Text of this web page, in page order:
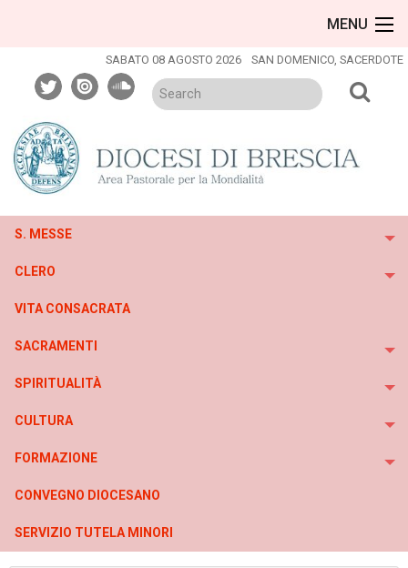
MENU
SABATO 08 AGOSTO 2026 SAN DOMENICO, SACERDOTE
twitterissuusoundcloud
S. MESSE
CLERO
VITA CONSACRATA
SACRAMENTI
SPIRITUALITÀ
CULTURA
FORMAZIONE
CONVEGNO DIOCESANO
SERVIZIO TUTELA MINORI